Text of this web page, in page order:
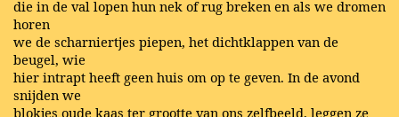
die in de val lopen hun nek of rug breken en als we dromen
horen
we de scharniertjes piepen, het dichtklappen van de
beugel, wie
hier intrapt heeft geen huis om op te geven. In de avond
snijden we
blokjes oude kaas ter grootte van ons zelfbeeld, leggen ze